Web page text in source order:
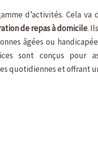
d’activités. Cela va
de repas à domicile.
âgées ou
sont conçus pour
quotidiennes et offrant